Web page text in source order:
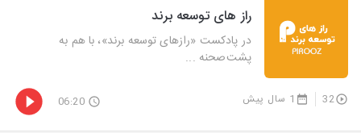
راز های توسعه برند
در پادکست «رازهای توسعه برند»، با هم به
پشت‌صحنه‌ ...
32 1 سال پیش 06:20